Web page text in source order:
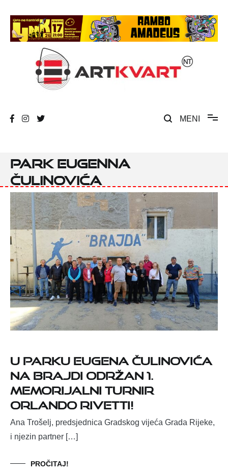
content
MENI
Park Eugenna
Čulinovića
U Parku Eugena Čulinovića
na Brajdi održan 1.
Memorijalni turnir
Orlando Rivetti!
Ana Trošelj, predsjednica Gradskog vijeća Grada Rijeke,
i njezin partner […]
PROČITAJ!